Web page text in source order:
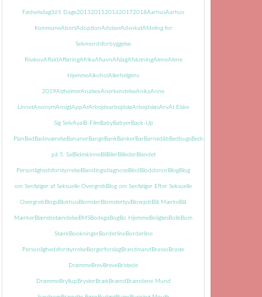
Fødselsdag365 Dage20132015201620172018AarhusAarhus
KommuneAbortAdoptionAdvisorAdvokatAfdeling for
Selvmordsforbyggelse
RisskovAffald AfføringAfrikaAfsavnAfslagAfslutningAleneAlene
HjemmeAlkohol Allerhelgens
2019AlzheimerAnalsexAnerkendelseAnikaAnne
LinnetAnonymAnsigtAppArArbejdearbejdsløArbejdsløsArvAt Elske
Sig SelvAyal B-FilmBabyBabyerBack-Up
Plan Bad BadeværelseBananerBangeBankBankerBarBarnedåb BedbugsBedrageri
på 5. Sal BideskinneBil BilerBillederBlandet
PersonlighedsforstyrrelseBlandingsdiagnoseBlod BloddonorBlogBlog
om Senfølger af Seksuelle Overgreb Blog om Senfølger Efter Seksuelle
Overgreb BlogsBlokhusBlomsterBlomstertyvBlowjob Blå MærkeBlå
MærkerBlærebetændelseBMSBodega BogBo HjemmeBoligløsBolleBom
StærkBookningerBorderlineBorderline
PersonlighedsforstyrrelseBorgerforslagBrandmand Brasso Braste
DrømmeBrevBreveBristede
DrømmeBryllup BrysterBrækBrænd Brændene Mund